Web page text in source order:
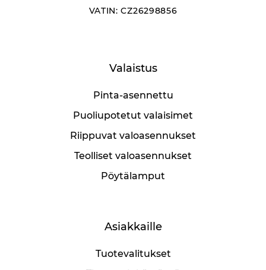
VATIN: CZ26298856
Valaistus
Pinta-asennettu
Puoliupotetut valaisimet
Riippuvat valoasennukset
Teolliset valoasennukset
Pöytälamput
Asiakkaille
Tuotevalitukset